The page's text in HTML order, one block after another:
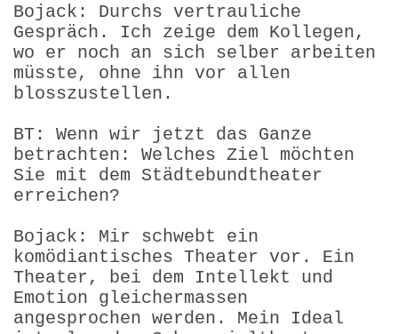
Bojack: Durchs vertrauliche
Gespräch. Ich zeige dem Kollegen,
wo er noch an sich selber arbeiten
müsste, ohne ihn vor allen
blosszustellen.
BT: Wenn wir jetzt das Ganze
betrachten: Welches Ziel möchten
Sie mit dem Städtebundtheater
erreichen?
Bojack: Mir schwebt ein
komödiantisches Theater vor. Ein
Theater, bei dem Intellekt und
Emotion gleichermassen
angesprochen werden. Mein Ideal